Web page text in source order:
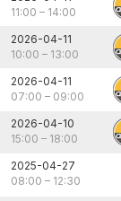
11:00 – 14:00
2026-04-11
10:00 – 13:00
2026-04-11
07:00 – 09:00
2026-04-10
15:00 – 18:00
2025-04-27
08:00 – 12:30